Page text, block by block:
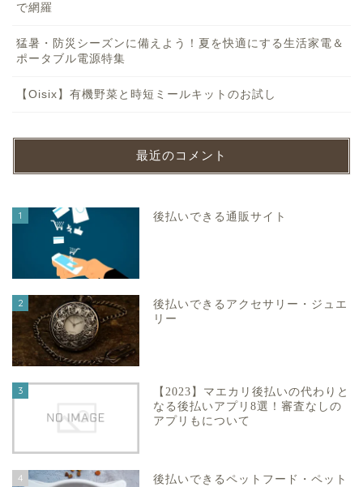
で網羅
猛暑・防災シーズンに備えよう！夏を快適にする生活家電＆
ポータブル電源特集
【Oisix】有機野菜と時短ミールキットのお試し
最近のコメント
1 後払いできる通販サイト
2
後払いできるアクセサリー・ジュエ
リー
3
【2023】マエカリ後払いの代わりと
なる後払いアプリ8選！審査なしの
アプリもについて
4
後払いできるペットフード・ペット